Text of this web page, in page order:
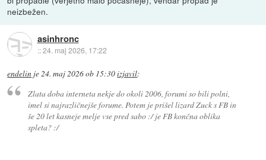
neizbežen.
asinhronc
::24. maj 2026, 17:22
endelin je24. maj 2026 ob 15:30izjavil:
Zlata doba interneta nekje do okoli 2006, forumi so bili polni,
imel si najrazličnejše forume. Potem je prišel lizard Zuck s FB in
še 20 let kasneje melje vse pred sabo :/ je FB končna oblika
spleta? :/